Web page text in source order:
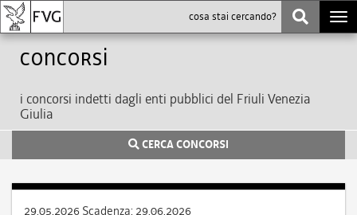
Concorsi
i concorsi indetti dagli enti pubblici del Friuli Venezia
Giulia
CERCA CONCORSI
29.05.2026 Scadenza: 29.06.2026